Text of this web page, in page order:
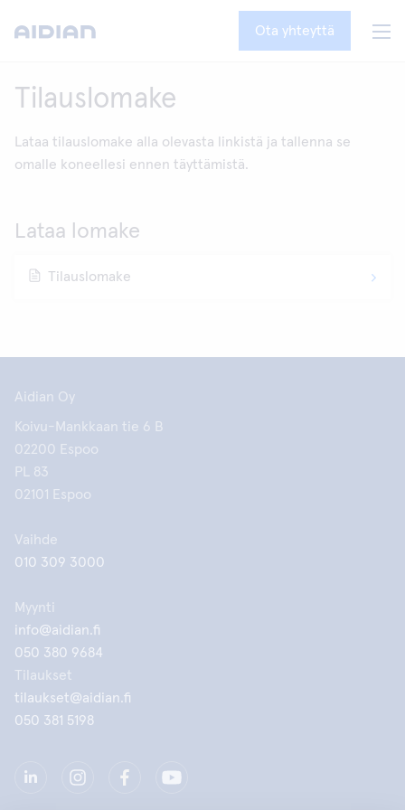
Ota yhteyttä
Tilauslomake
Lataa tilauslomake alla olevasta linkistä ja tallenna se
omalle koneellesi ennen täyttämistä.
Lataa lomake
Tilauslomake
Aidian Oy
Koivu-Mankkaan tie 6 B
02200 Espoo
PL 83
02101 Espoo
Vaihde
010 309 3000
Myynti
info@aidian.fi
050 380 9684
Tilaukset
tilaukset@aidian.fi
050 381 5198